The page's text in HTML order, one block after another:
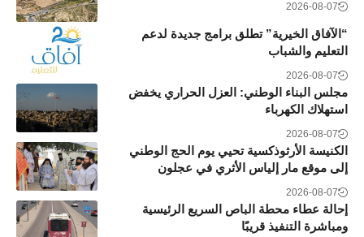
2026-08-07
“الآفاق الخيرية” تطلق برامج جديدة لدعم
التعليم والشباب
2026-08-07
مجلس البناء الوطني: العزل الحراري يخفض
استهلاك الكهرباء
2026-08-07
الكنيسة الأرثوذكسية تحيي يوم الحج الوطني
إلى موقع مار إلياس الأثري في عجلون
2026-08-07
إحالة عطاء محطة الباص السريع الرئيسية
ومباشرة التنفيذ قريبًا